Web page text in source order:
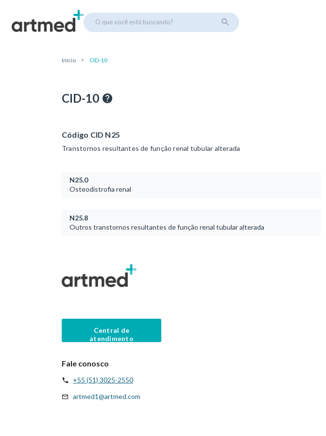
O que você está buscando?
Início CID-10
CID-10
Código CID N25
Transtornos resultantes de função renal tubular alterada
N25.0
Osteodistrofia renal
N25.8
Outros transtornos resultantes de função renal tubular alterada
Central de
atendimento
Fale conosco
+55 (51) 3025-2550
artmed1@artmed.com